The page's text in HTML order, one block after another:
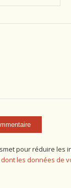
pour réduire les
les données de